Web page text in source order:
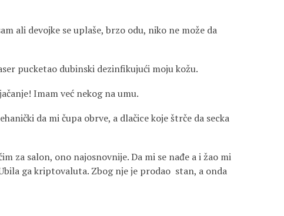
ali devojke se uplaše, brzo odu, niko ne može da
pucketao dubinski dezinfikujući moju kožu.
Imam već nekog na umu.
da mi čupa obrve, a dlačice koje štrče da secka
za salon, ono najosnovnije. Da mi se nađe a i žao mi
ga kriptovaluta. Zbog nje je prodao stan, a onda